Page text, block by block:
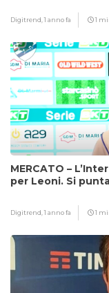
Digitrend,1 anno fa 1
MERCATO –
per Leoni. Si
Digitrend,1 anno fa 1